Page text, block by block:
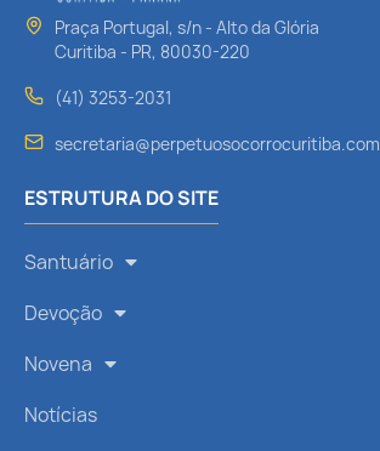
Praça Portugal, s/n - Alto da Glória
Curitiba - PR, 80030-220
(41) 3253-2031
secretaria@perpetuosocorrocuritiba.com
ESTRUTURA DO SITE
Santuário
Devoção
Novena
Notícias